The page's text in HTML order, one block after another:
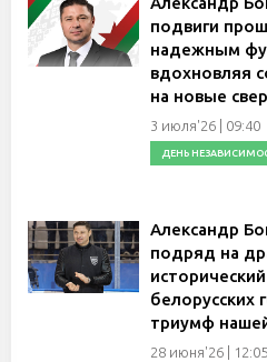
подвиги
надежным
вдохновляя
на новые
3 июля'26 | 09:40
ДЕНЬ
Александр
подряд на
белорусских
триумф
28 июня'26 | 12:05